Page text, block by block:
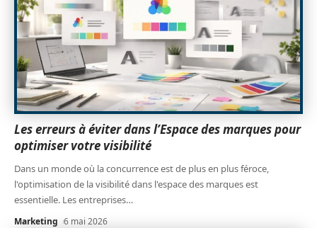
Les erreurs à éviter dans l’Espace des marques pour
optimiser votre visibilité
Dans un monde où la concurrence est de plus en plus féroce,
l'optimisation de la visibilité dans l'espace des marques est
essentielle. Les entreprises…
Marketing 6 mai 2026